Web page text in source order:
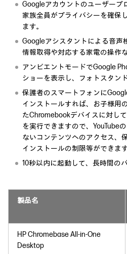
Googleアカウントのユーザープ
家族全員がプライバシーを確保
ます。
Googleアシスタントによる音声
情報取得や対応する家電の操作
アンビエントモードでGoogle
ショーを表示し、フォトスタン
保護者のスマートフォンに
インストールすれば、お子様用
たChromebookデバイスに対し
を実行できますので、YouTube
ないコンテンツへのアクセス、
インストールの制限等ができます
10秒以内に起動して、長時間の
製品名
HP Chromebase All-in-One
Desktop